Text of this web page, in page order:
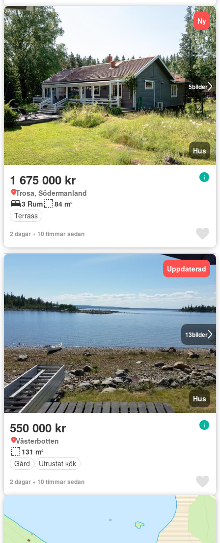
5bilder
Ny
Hus
1 675 000 kr
Trosa, Södermanland
3 Rum
84 m²
Terrass
2 dagar + 10 timmar sedan
13bilder
Uppdaterad
Hus
550 000 kr
Västerbotten
131 m²
Gård
Utrustat kök
2 dagar + 10 timmar sedan